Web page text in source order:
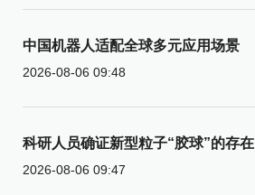
中国机器人适配全球多元应用场景
2026-08-06 09:48
科研人员确证新型粒子“胶球”的存在
2026-08-06 09:47